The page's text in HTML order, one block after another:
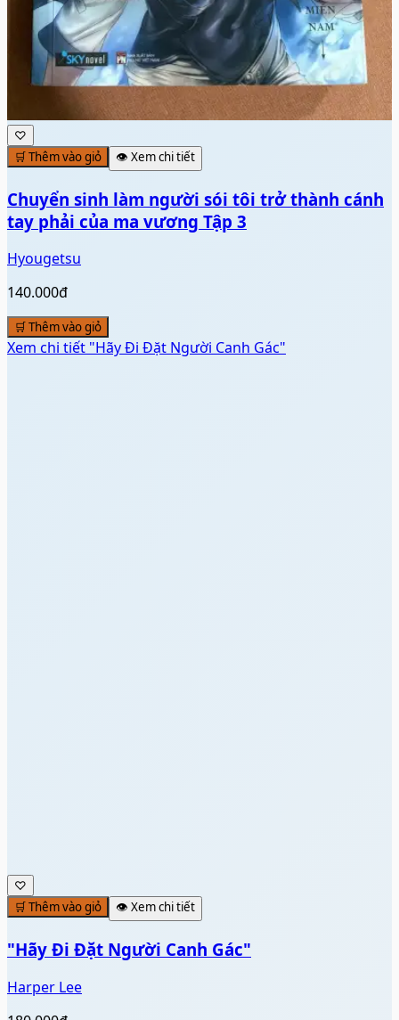
♡
🛒 Thêm vào giỏ
👁️ Xem chi tiết
Chuyển sinh làm người sói tôi trở thành cánh
tay phải của ma vương Tập 3
Hyougetsu
140.000đ
🛒 Thêm vào giỏ
Xem chi tiết "Hãy Đi Đặt Người Canh Gác"